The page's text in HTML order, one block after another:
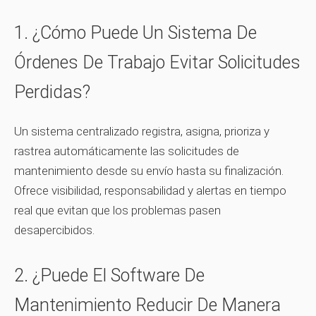
1. ¿Cómo Puede Un Sistema De
Órdenes De Trabajo Evitar Solicitudes
Perdidas?
Un sistema centralizado registra, asigna, prioriza y
rastrea automáticamente las solicitudes de
mantenimiento desde su envío hasta su finalización.
Ofrece visibilidad, responsabilidad y alertas en tiempo
real que evitan que los problemas pasen
desapercibidos.
2. ¿Puede El Software De
Mantenimiento Reducir De Manera